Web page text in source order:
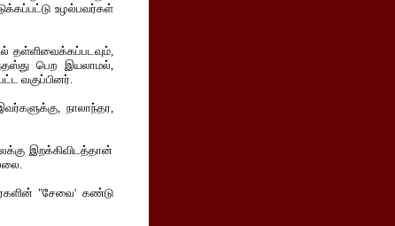
உழல்பவர்கள்
தள்ளிவைக்கப்படவும்,
பெற இயலாமல்,
வகுப்பினர்.
நாலாந்தர,
இறக்கிவிடத்தான்
"சேவை' கண்டு